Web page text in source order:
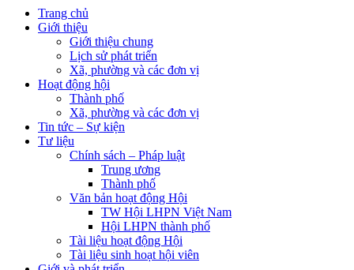
Trang chủ
Giới thiệu
Giới thiệu chung
Lịch sử phát triển
Xã, phường và các đơn vị
Hoạt động hội
Thành phố
Xã, phường và các đơn vị
Tin tức – Sự kiện
Tư liệu
Chính sách – Pháp luật
Trung ương
Thành phố
Văn bản hoạt động Hội
TW Hội LHPN Việt Nam
Hội LHPN thành phố
Tài liệu hoạt động Hội
Tài liệu sinh hoạt hội viên